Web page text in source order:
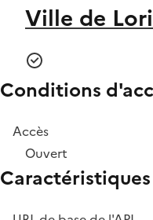
Ville de
Conditions
Accès
Ouvert